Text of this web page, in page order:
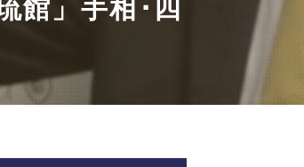
館」手相･四